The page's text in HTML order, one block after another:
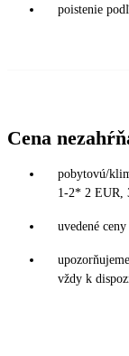
poistenie
Cena
pobytovú/
1-2* 2 EUR,
uvedené
vždy k